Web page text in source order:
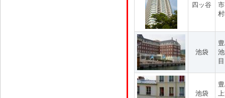
四ッ谷
池袋
池袋